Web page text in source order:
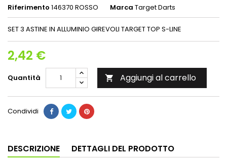
Riferimento 146370 ROSSO Marca Target Darts
SET 3 ASTINE IN ALLUMINIO GIREVOLI TARGET TOP S-LINE
2,42 €
Quantità  Aggiungi al carrello
Condividi
DESCRIZIONE DETTAGLI DEL PRODOTTO